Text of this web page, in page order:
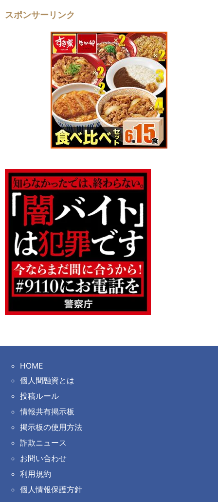
スポンサーリンク
HOME
個人間融資とは
投稿ルール
情報共有掲示板
掲示板の使用方法
詐欺ニュース
お問い合わせ
利用規約
個人情報保護方針